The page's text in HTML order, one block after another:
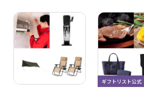
ギフトリスト公式